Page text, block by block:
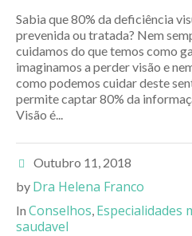
Sabia que 80% da deficiência
prevenida ou tratada? Nem
cuidamos do que temos como
imaginamos a perder visão e
como podemos cuidar deste
permite captar 80% da
Visão é...
Outubro 11, 2018
by Dra Helena Franco
In Conselhos Especialidades
saudavel